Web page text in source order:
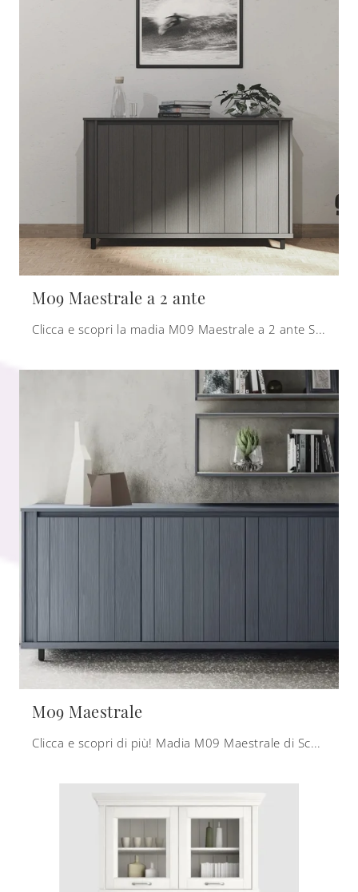
M09 Maestrale a 2 ante
Clicca e scopri la madia M09 Maestrale a 2 ante Scandola: se desideri mobili in legno per stanze moderne, questa è la soluzione ottimale per te!
M09 Maestrale
Clicca e scopri di più! Madia M09 Maestrale di Scandola in legno laccato: ti sta aspettando per arricchire le tue stanze moderne.